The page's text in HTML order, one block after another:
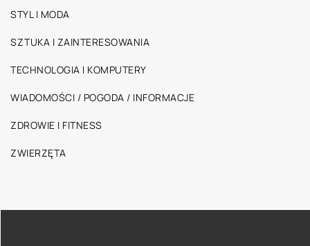
STYL I MODA
SZTUKA I ZAINTERESOWANIA
TECHNOLOGIA I KOMPUTERY
WIADOMOŚCI / POGODA / INFORMACJE
ZDROWIE I FITNESS
ZWIERZĘTA